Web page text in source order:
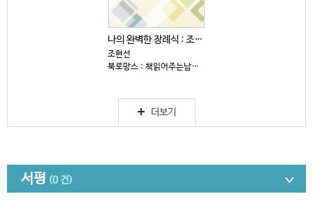
나의 완벽한 장례식 : 조현선 장편소설
조현선
북로망스 : 책읽어주는남자, 2026
더보기
서평 (0 건)